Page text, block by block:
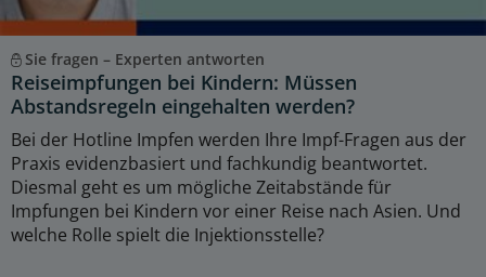
Sie fragen – Experten antworten
Reiseimpfungen bei Kindern: Müssen
Abstandsregeln eingehalten werden?
Bei der Hotline Impfen werden Ihre Impf-Fragen aus der
Praxis evidenzbasiert und fachkundig beantwortet.
Diesmal geht es um mögliche Zeitabstände für
Impfungen bei Kindern vor einer Reise nach Asien. Und
welche Rolle spielt die Injektionsstelle?